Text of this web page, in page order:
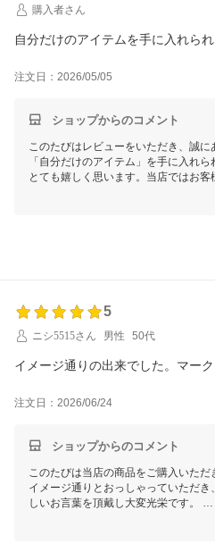
購入者さん
自分だけのアイテムを手に入れられ
注文日：2026/05/05
ショップからのコメント
このたびはレビューをいただき、誠に
「自分だけのアイテム」を手に入れ
とても嬉しく思います。当店ではお客
まいりますので、ぜひまたのご利用
5
ニシ5515さん
男性 50代
イメージ通りの出来でした。マー
注文日：2026/06/24
ショップからのコメント
このたびは当店の商品をご購入いた
イメージ通りとおっしゃっていただ
しいお言葉を頂戴し大変光栄です。